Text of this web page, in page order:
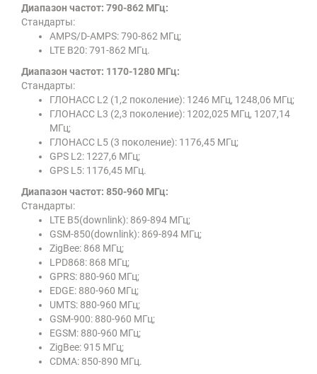
Диапазон частот: 790-862 МГц:
Стандарты:
AMPS/D-AMPS: 790-862 МГц;
LTE B20: 791-862 МГц.
Диапазон частот: 1170-1280 МГц:
Стандарты:
ГЛОНАСС L2 (1,2 поколение): 1246 МГц, 1248,06 МГц;
ГЛОНАСС L3 (2,3 поколение): 1202,025 МГц, 1207,14
МГц;
ГЛОНАСС L5 (3 поколение): 1176,45 МГц;
GPS L2: 1227,6 МГц;
GPS L5: 1176,45 МГц.
Диапазон частот: 850-960 МГц:
Стандарты:
LTE B5(downlink): 869-894 МГц;
GSM-850(downlink): 869-894 МГц;
ZigBee: 868 МГц;
LPD868: 868 МГц;
GPRS: 880-960 МГц;
EDGE: 880-960 МГц;
UMTS: 880-960 МГц;
GSM-900: 880-960 МГц;
EGSM: 880-960 МГц;
ZigBee: 915 МГц;
CDMA: 850-890 МГц.